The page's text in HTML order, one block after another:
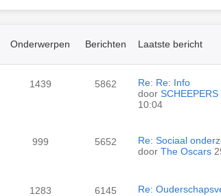
Onderwerpen Berichten Laatste bericht
1439 5862
Re: Re: Info
door
10:04
999 5652
Re: Sociaal
door The Oscars
1283 6145
Re: